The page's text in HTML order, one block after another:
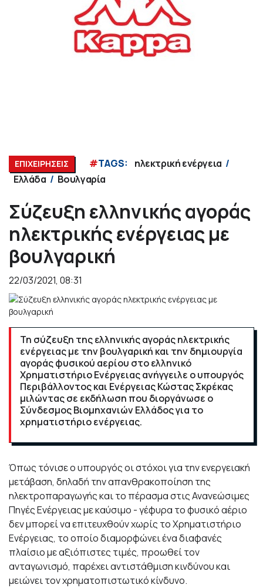
ΕΠΙΧΕΙΡΗΣΕΙΣ #TAGS:
ηλεκτρική ενέργεια
Ελλάδα
Βουλγαρία
Σύζευξη ελληνικής αγοράς
ηλεκτρικής ενέργειας με
βουλγαρική
22/03/2021, 08:31
Τη σύζευξη της ελληνικής αγοράς ηλεκτρικής
ενέργειας με την βουλγαρική και την δημιουργία
αγοράς φυσικού αερίου στο ελληνικό
Χρηματιστήριο Ενέργειας ανήγγειλε ο υπουργός
Περιβάλλοντος και Ενέργειας Κώστας Σκρέκας
μιλώντας σε εκδήλωση που διοργάνωσε ο
Σύνδεσμος Βιομηχανιών Ελλάδος για το
χρηματιστήριο ενέργειας.
Όπως τόνισε ο υπουργός οι στόχοι για την ενεργειακή
μετάβαση, δηλαδή την απανθρακοποίηση της
ηλεκτροπαραγωγής και το πέρασμα στις Ανανεώσιμες
Πηγές Ενέργειας με καύσιμο - γέφυρα το φυσικό αέριο
δεν μπορεί να επιτευχθούν χωρίς το Χρηματιστήριο
Ενέργειας, το οποίο διαμορφώνει ένα διαφανές
πλαίσιο με αξιόπιστες τιμές, προωθεί τον
ανταγωνισμό, παρέχει αντιστάθμιση κινδύνου και
μειώνει τον χρηματοπιστωτικό κίνδυνο.